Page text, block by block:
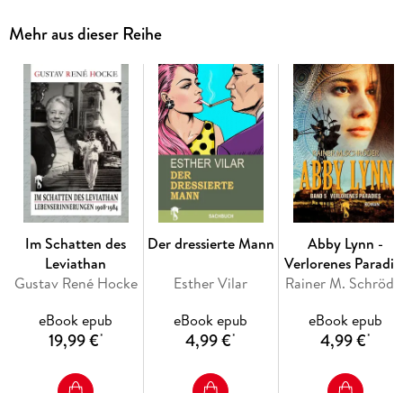
Koma. Die Ärzte sind ratlos, denn anscheinend ist sie völlig
gesund. Doch Lukas spürt, dass das Leben seiner Schwester
in größter Gefahr ist, und zögert nicht, einzugreifen, als sich
ihm die Chance bietet. Er macht sich auf eine gefährliche
Reise. Wird er Laura retten können?
Mehr aus dieser Reihe
Im Schatten des
Leviathan
Gustav René Hocke
eBook epub
19,99 €*
Der dressierte Mann
Esther Vilar
eBook epub
4,99 €*
Abby Lynn -
Verlorenes
Rainer M.
eBook epub
4,99 €*